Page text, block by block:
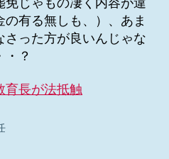
有る無しも、）、あま
さった方が良いんじゃな
・？
育長が法抵触